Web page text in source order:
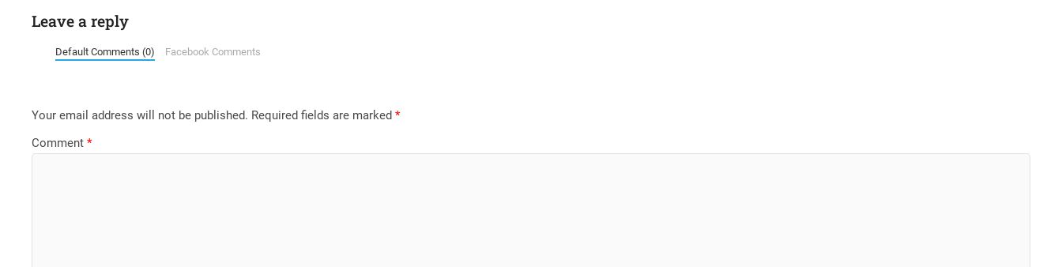
Leave a reply
Default Comments (0) Facebook Comments
Your email address will not be published. Required fields are marked*
Comment*